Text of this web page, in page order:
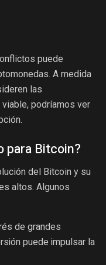
puede
A medida
las
podríamos ver
para Bitcoin?
del Bitcoin y su
altos. Algunos
de grandes
puede impulsar la